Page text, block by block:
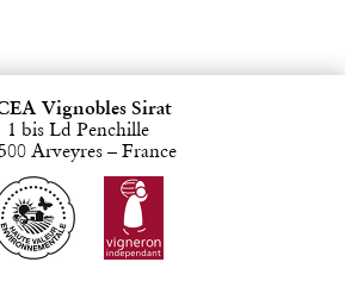
Vignobles Sirat
1 bis Ld Penchille
Arveyres – France